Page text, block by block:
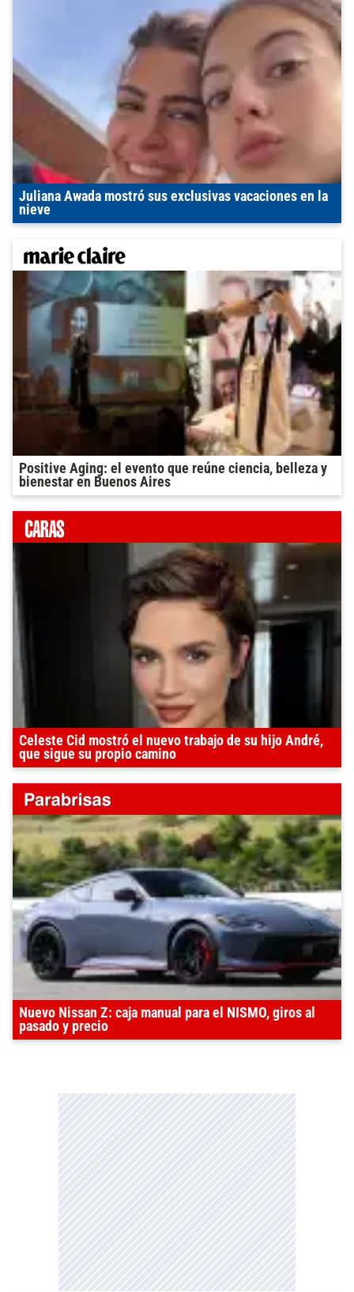
Juliana Awada mostró sus exclusivas vacaciones en la
nieve
Positive Aging: el evento que reúne ciencia, belleza y
bienestar en Buenos Aires
Celeste Cid mostró el nuevo trabajo de su hijo André,
que sigue su propio camino
Nuevo Nissan Z: caja manual para el NISMO, giros al
pasado y precio